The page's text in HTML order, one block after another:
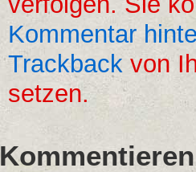
Kommentar
Trackbackvon
setzen.
Kommentieren